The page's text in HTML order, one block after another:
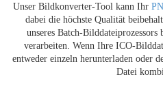
Unser Bildkonverter-Tool kann Ihr
dabei die höchste Qualität
unseres Batch-
verarbeiten. Wenn Ihre ICO-
entweder einzeln herunterladen oder
Datei